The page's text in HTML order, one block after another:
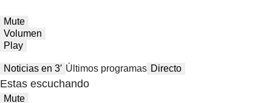
Mute
Volumen
Play
Noticias en 3′ Últimos programas Directo
Estas escuchando
Mute